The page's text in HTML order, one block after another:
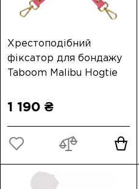
Хрестоподібний
фіксатор для бондажу
Taboom Malibu Hogtie
1 190 ₴